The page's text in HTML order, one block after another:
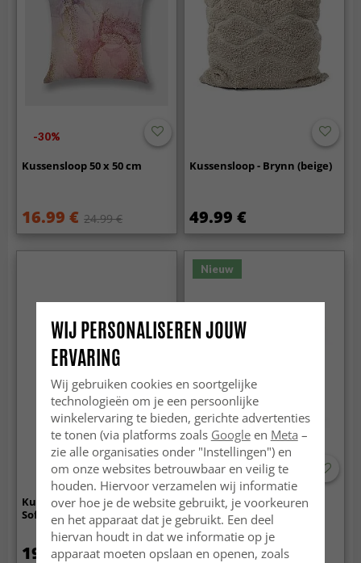
-30%
Kussensloop 50 x 50 cm
16.99 € 24.99 €
Kussensloop - Brynn (beige)
49.99 €
Kussensloop - Aranga Super
Soft (wit)
19.99 €
Nieuw
Kussensloop - Isela check
cotton cushion cover
(crème/lichtgroen)
19.99 €
WIJ PERSONALISEREN JOUW
ERVARING
Wij gebruiken cookies en soortgelijke
technologieën om je een persoonlijke
winkelervaring te bieden, gerichte advertenties
te tonen (via platforms zoals Googleen Meta –
zie alle organisaties onder "Instellingen") en
om onze websites betrouwbaar en veilig te
houden. Hiervoor verzamelen wij informatie
over hoe je de website gebruikt, je voorkeuren
en het apparaat dat je gebruikt. Een deel
hiervan houdt in dat we informatie op je
apparaat moeten opslaan en openen, zoals